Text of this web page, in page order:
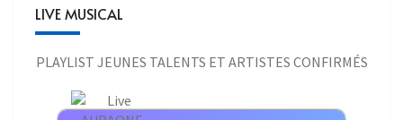
LIVE MUSICAL
PLAYLIST JEUNES TALENTS ET ARTISTES CONFIRMÉS